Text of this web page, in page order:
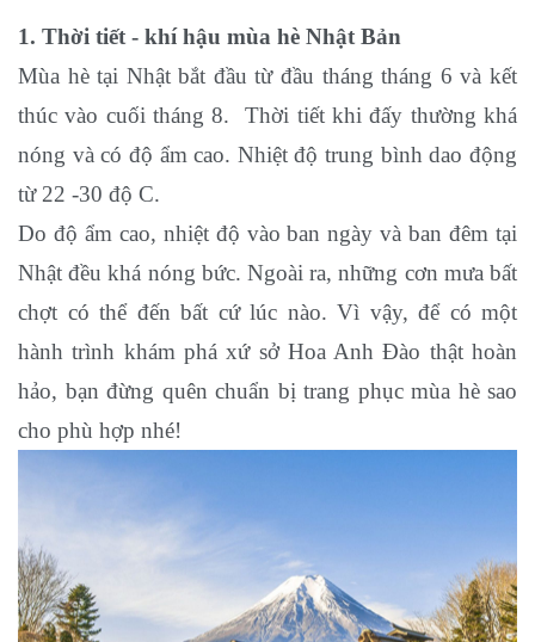
1. Thời tiết - khí hậu mùa hè Nhật Bản
Mùa hè tại Nhật bắt đầu từ đầu tháng tháng 6 và kết
thúc vào cuối tháng 8. Thời tiết khi đấy thường khá
nóng và có độ ẩm cao. Nhiệt độ trung bình dao động
từ 22 -30 độ C.
Do độ ẩm cao, nhiệt độ vào ban ngày và ban đêm tại
Nhật đều khá nóng bức. Ngoài ra, những cơn mưa bất
chợt có thể đến bất cứ lúc nào. Vì vậy, để có một
hành trình khám phá xứ sở Hoa Anh Đào thật hoàn
hảo, bạn đừng quên chuẩn bị trang phục mùa hè sao
cho phù hợp nhé!